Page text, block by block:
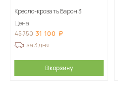
Кресло-кровать Барон 3
Цена
45 750 31 100
за 3 дня
В корзину